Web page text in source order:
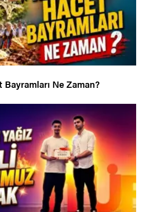
Bayramları Ne Zaman?